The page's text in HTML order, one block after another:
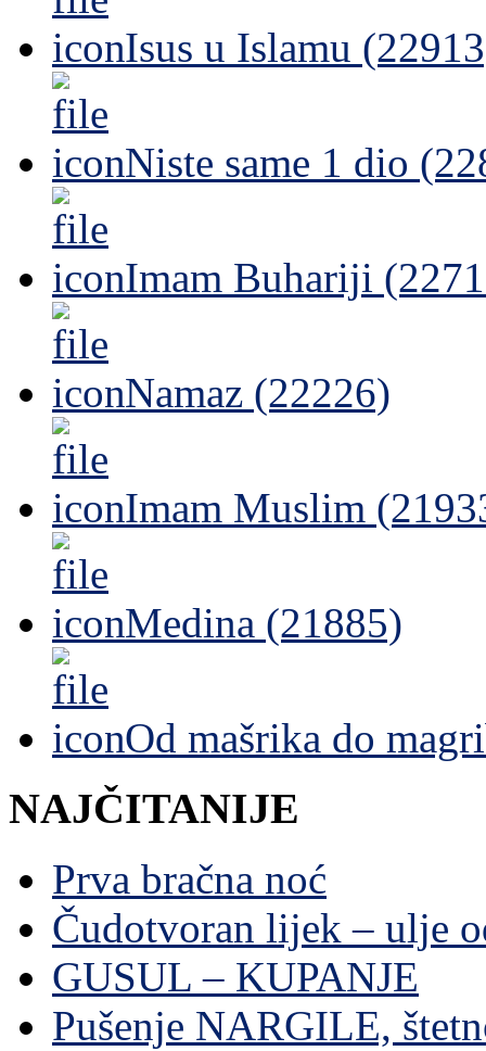
Isus u Islamu
Niste same 1 dio
Imam Buhariji
Namaz (22226)
Imam Muslim
Medina (21885)
Od mašrika do
NAJČITANIJE
Prva bračna noć
Čudotvoran lijek – ulje
GUSUL – KUPANJE
Pušenje NARGILE,